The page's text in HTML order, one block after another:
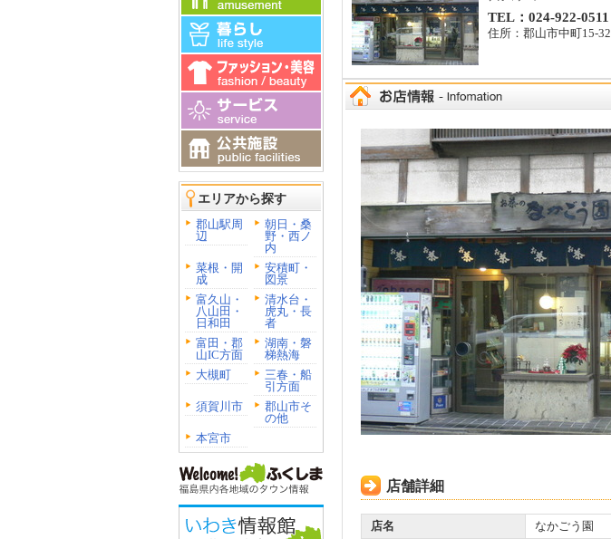
エリアから探す
郡山駅周
辺
朝日・桑
野・西ノ
内
菜根・開
成
安積町・
図景
富久山・
八山田・
日和田
清水台・
虎丸・長
者
富田・郡
山IC方面
湖南・磐
梯熱海
大槻町
三春・船
引方面
須賀川市
郡山市そ
の他
本宮市
TEL：024-922-0511
住所：郡山市中町15-32
店舗詳細
店名
なかごう園